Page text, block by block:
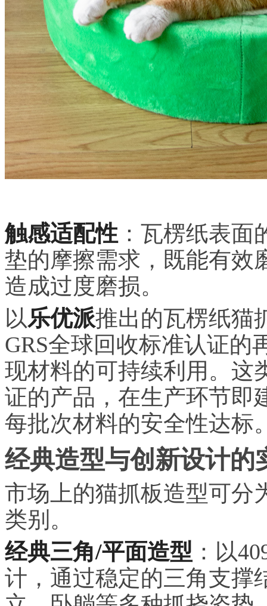
触感适配性 ：瓦楞纸表
垫的摩擦需求，既能有效
造成过度磨损。
以乐优派推出的瓦楞纸猫
GRS全球回收标准认证的
现材料的可持续利用。这
证的产品，在生产环节即
每批次材料的安全性达标
经典造型与创新设计的
市场上的猫抓板造型可分
类别。
经典三角/平面造型 ：以
计，通过稳定的三角支撑